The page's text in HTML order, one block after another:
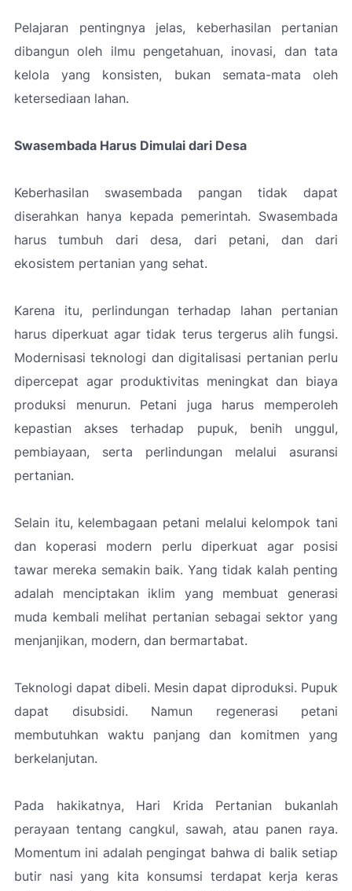
Pelajaran pentingnya jelas, keberhasilan pertanian
dibangun oleh ilmu pengetahuan, inovasi, dan tata
kelola yang konsisten, bukan semata-mata oleh
ketersediaan lahan.
Swasembada Harus Dimulai dari Desa
Keberhasilan swasembada pangan tidak dapat
diserahkan hanya kepada pemerintah. Swasembada
harus tumbuh dari desa, dari petani, dan dari
ekosistem pertanian yang sehat.
Karena itu, perlindungan terhadap lahan pertanian
harus diperkuat agar tidak terus tergerus alih fungsi.
Modernisasi teknologi dan digitalisasi pertanian perlu
dipercepat agar produktivitas meningkat dan biaya
produksi menurun. Petani juga harus memperoleh
kepastian akses terhadap pupuk, benih unggul,
pembiayaan, serta perlindungan melalui asuransi
pertanian.
Selain itu, kelembagaan petani melalui kelompok tani
dan koperasi modern perlu diperkuat agar posisi
tawar mereka semakin baik. Yang tidak kalah penting
adalah menciptakan iklim yang membuat generasi
muda kembali melihat pertanian sebagai sektor yang
menjanjikan, modern, dan bermartabat.
Teknologi dapat dibeli. Mesin dapat diproduksi. Pupuk
dapat disubsidi. Namun regenerasi petani
membutuhkan waktu panjang dan komitmen yang
berkelanjutan.
Pada hakikatnya, Hari Krida Pertanian bukanlah
perayaan tentang cangkul, sawah, atau panen raya.
Momentum ini adalah pengingat bahwa di balik setiap
butir nasi yang kita konsumsi terdapat kerja keras